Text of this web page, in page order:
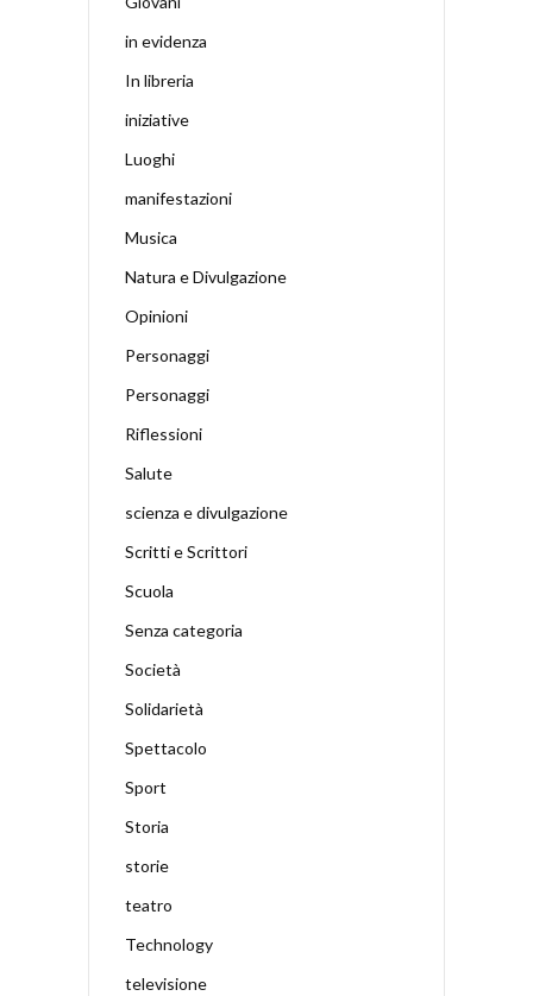
in evidenza
In libreria
iniziative
Luoghi
manifestazioni
Musica
Natura e Divulgazione
Opinioni
Personaggi
Personaggi
Riflessioni
Salute
scienza e divulgazione
Scritti e Scrittori
Scuola
Senza categoria
Società
Solidarietà
Spettacolo
Sport
Storia
storie
teatro
Technology
televisione